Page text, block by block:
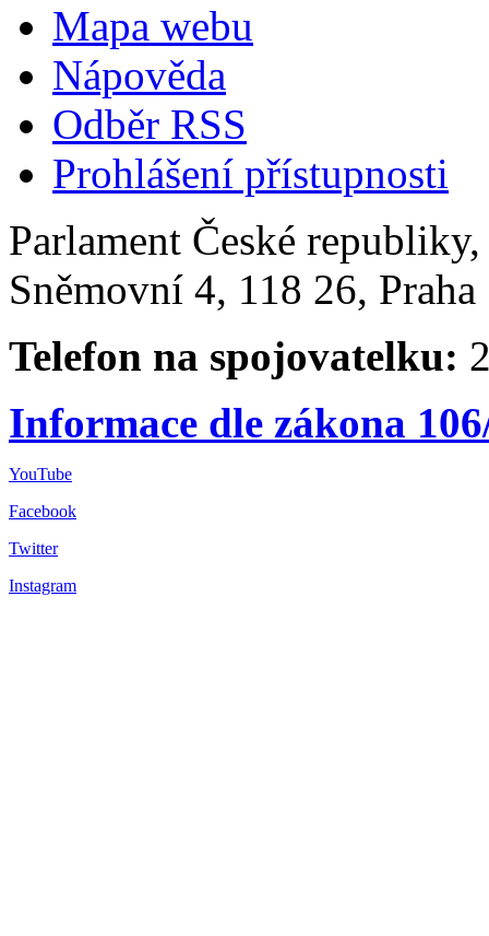
Mapa webu
Nápověda
Odběr RSS
Prohlášení přístupnosti
Parlament České
Sněmovní 4, 118 26,
Telefon na spojovatelku:
Informace dle zákona
YouTube
Facebook
Twitter
Instagram